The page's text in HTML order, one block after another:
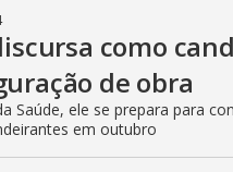
como
de obra
Saúde, ele se prepara para
em outubro